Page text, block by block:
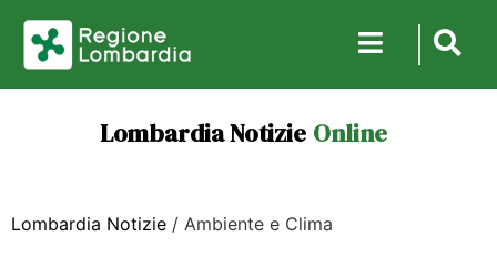
Lombardia Notizie Online
Lombardia Notizie / Ambiente e Clima